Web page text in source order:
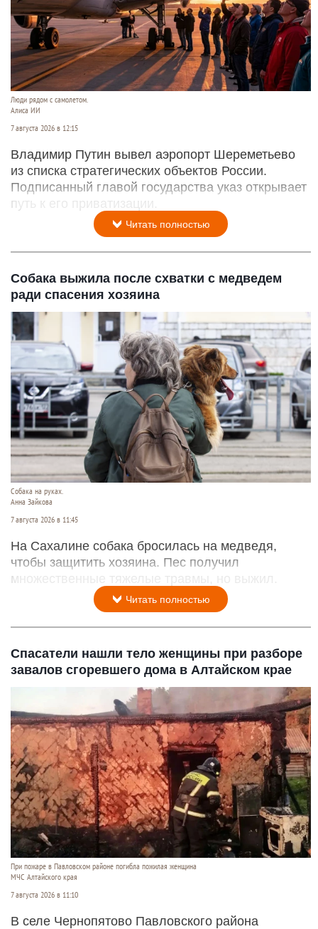
Люди рядом с самолетом.
Алиса ИИ
7 августа 2026 в 12:15
Владимир Путин вывел аэропорт Шереметьево
из списка стратегических объектов России.
Подписанный главой государства указ открывает
путь к его приватизации.
Читать полностью
Собака выжила после схватки с медведем
ради спасения хозяина
Собака на руках.
Анна Зайкова
7 августа 2026 в 11:45
На Сахалине собака бросилась на медведя,
чтобы защитить хозяина. Пес получил
множественные тяжелые травмы, но выжил.
Читать полностью
Спасатели нашли тело женщины при разборе
завалов сгоревшего дома в Алтайском крае
При пожаре в Павловском районе погибла пожилая женщина
МЧС Алтайского края
7 августа 2026 в 11:10
В селе Чернопятово Павловского района